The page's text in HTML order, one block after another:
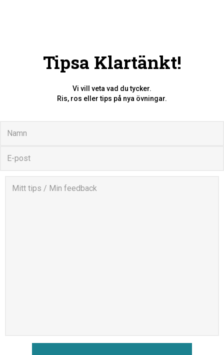
Tipsa Klartänkt!
Vi vill veta vad du tycker.
Ris, ros eller tips på nya övningar.